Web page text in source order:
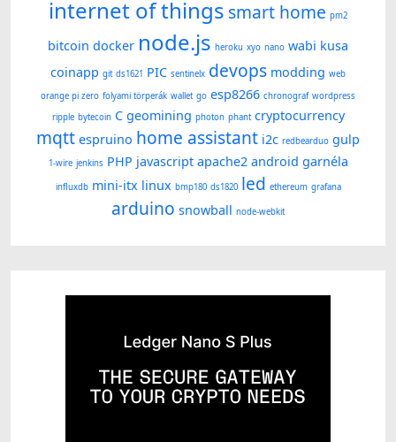
internet of things smart home pm2
bitcoin docker node.js heroku xyo nano wabi kusa
coinapp git ds1621 PIC sentinelx devops modding web
orange pi zero folyami törperák wallet go esp8266 chronograf wordpress
ripple bytecoin C geomining photon phant cryptocurrency
mqtt espruino home assistant i2c redbearduo gulp
1-wire jenkins PHP javascript apache2 android garnéla
influxdb mini-itx linux bmp180 ds1820 led ethereum grafana
arduino snowball node-webkit